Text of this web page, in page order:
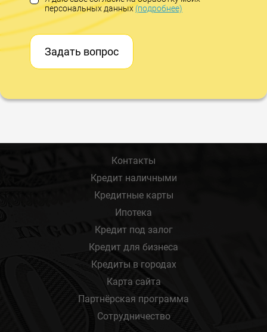
персональных данных(подробнее)
Задать вопрос
Контакты
Кредит наличными
Кредитные карты
Ипотека
Кредит под залог
Кредит для бизнеса
Кредиты в городах
Карта сайта
Партнёрская программа
Сотрудничество